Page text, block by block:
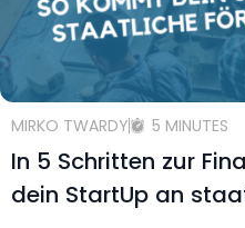
MIRKO TWARDY 5 MINUTES
In 5 Schritten zur
dein StartUp an